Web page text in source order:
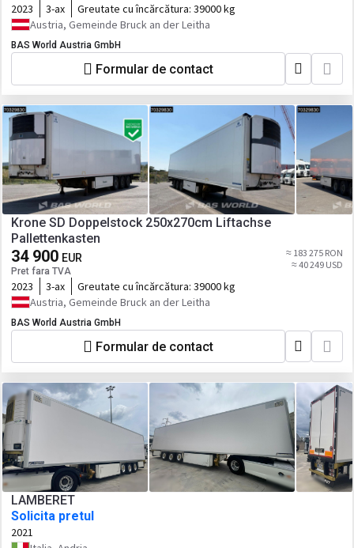
2023 3-ax Greutate cu încărcătura: 39000 kg
Austria, Gemeinde Bruck an der Leitha
BAS World Austria GmbH
Formular de contact
Krone SD Doppelstock 250x270cm Liftachse
Pallettenkasten
34 900 EUR
Pret fara TVA
≈ 183 275 RON
≈ 40 249 USD
2023 3-ax Greutate cu încărcătura: 39000 kg
Austria, Gemeinde Bruck an der Leitha
BAS World Austria GmbH
Formular de contact
LAMBERET
Solicita pretul
2021